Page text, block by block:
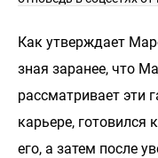
Как утверждает
зная заранее, что
рассматривает эти
карьере, готовился
его, а затем после